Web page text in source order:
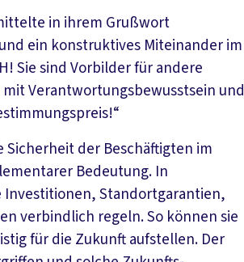
in ihrem Grußwort
ein konstruktives Miteinander im
Sie sind Vorbilder für andere
Verantwortungsbewusstsein und
der Beschäftigten im
Bedeutung. In
Standortgarantien,
verbindlich regeln. So können sie
für die Zukunft aufstellen. Der